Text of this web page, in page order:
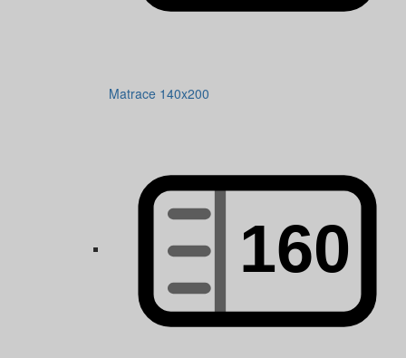
Matrace 140x200